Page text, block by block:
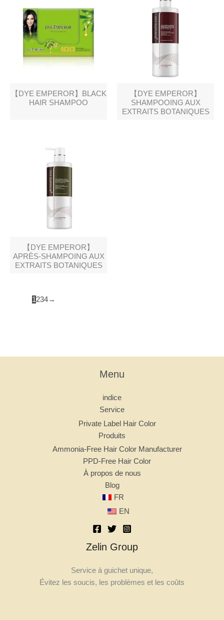
【DYE EMPEROR】BLACK
HAIR SHAMPOO
【DYE EMPEROR】
SHAMPOOING AUX
EXTRAITS BOTANIQUES
【DYE EMPEROR】
APRÈS-SHAMPOING AUX
EXTRAITS BOTANIQUES
1 234→
Menu
indice
Service
Private Label Hair Color
Produits
Ammonia-Free Hair Color Manufacturer
PPD-Free Hair Color
À propos de nous
Blog
FR
EN
Zelin Group
Service à guichet unique,
Évitez les soucis, les problèmes et les coûts